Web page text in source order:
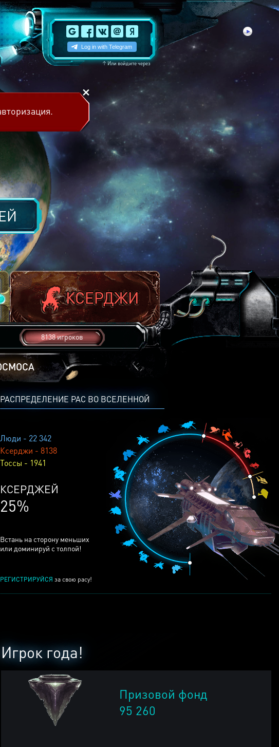
↑Или войдите через
8138 игроков
РАСПРЕДЕЛЕНИЕ РАС ВО ВСЕЛЕННОЙ
Люди - 22 342
Ксерджи - 8138
Тоссы - 1941
КСЕРДЖЕЙ
25%
Встань на сторону меньших
или доминируй с толпой!
РЕГИСТРИРУЙСЯ за свою расу!
Игрок года!
Призовой фонд
95 260